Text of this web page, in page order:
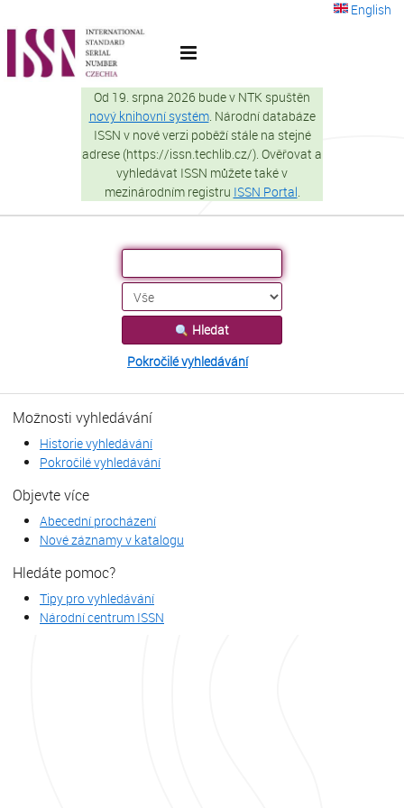
English
VuFind
Od 19. srpna 2026 bude v NTK spuštěn
nový knihovní systém. Národní databáze
ISSN v nové verzi poběží stále na stejné
adrese (https://issn.techlib.cz/). Ověřovat a
vyhledávat ISSN můžete také v
mezinárodním registru ISSN Portal.
Hledat
Pokročilé vyhledávání
Možnosti vyhledávání
Historie vyhledávání
Pokročilé vyhledávání
Objevte více
Abecední procházení
Nové záznamy v katalogu
Hledáte pomoc?
Tipy pro vyhledávání
Národní centrum ISSN